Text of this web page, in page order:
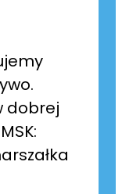
dobrej